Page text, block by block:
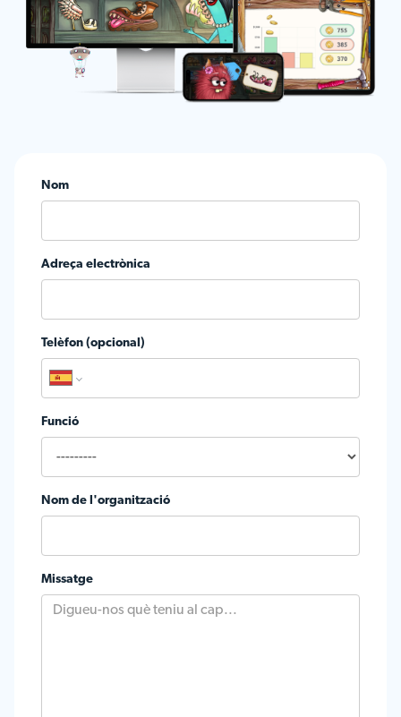
Nom
Adreça electrònica
Telèfon (opcional)
Funció
Nom de l'organització
Missatge